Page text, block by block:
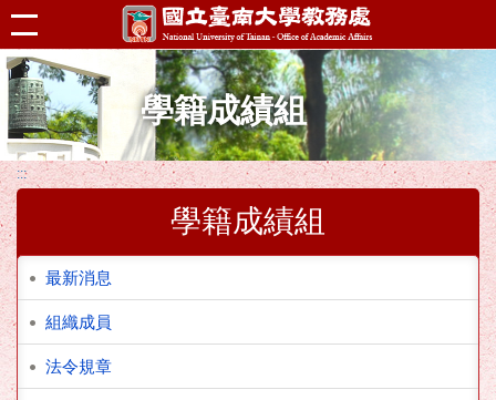
跳到主要內容區塊
學籍成績組
:::
學籍成績組
最新消息
組織成員
法令規章